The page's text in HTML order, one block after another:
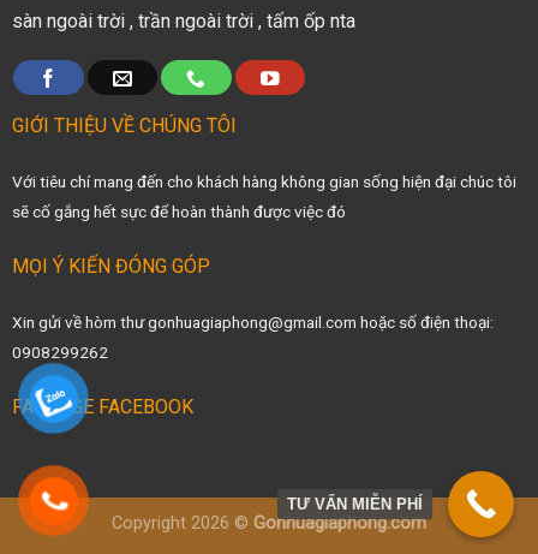
sàn ngoài trời, trần ngoài trời, tấm ốp nta
GIỚI THIỆU VỀ CHÚNG TÔI
Với tiêu chí mang đến cho khách hàng không gian sống hiện đại chúc tôi
sẽ cố gắng hết sực để hoàn thành được việc đó
MỌI Ý KIẾN ĐÓNG GÓP
Xin gửi về hòm thư gonhuagiaphong@gmail.com hoặc số điện thoại:
0908299262
FANPAGE FACEBOOK
Copyright 2026 © Gonhuagiaphong.com
TƯ VẤN MIỄN PHÍ